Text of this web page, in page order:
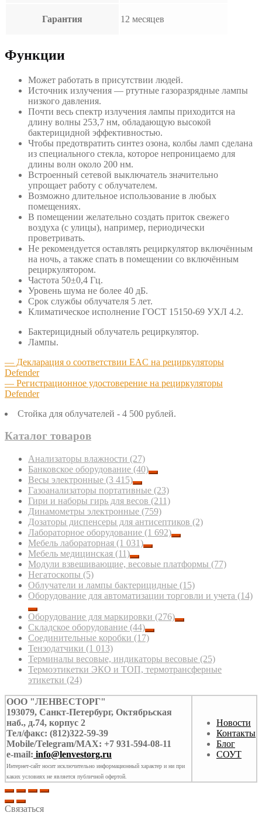
Гарантия 12 месяцев
Функции
Может работать в присутствии людей.
Источник излучения — ртутные газоразрядные лампы
низкого давления.
Почти весь спектр излучения лампы приходится на
длину волны 253,7 нм, обладающую высокой
бактерицидной эффективностью.
Чтобы предотвратить синтез озона, колбы ламп сделана
из специального стекла, которое непроницаемо для
длины волн около 200 нм.
Встроенный сетевой выключатель значительно
упрощает работу с облучателем.
Возможно длительное использование в любых
помещениях.
В помещении желательно создать приток свежего
воздуха (с улицы), например, периодически
проветривать.
Не рекомендуется оставлять рециркулятор включённым
на ночь, а также спать в помещении со включённым
рециркулятором.
Частота 50±0,4 Гц.
Уровень шума не более 40 дБ.
Срок службы облучателя 5 лет.
Климатическое исполнение ГОСТ 15150-69 УХЛ 4.2.
Бактерицидный облучатель рециркулятор.
Лампы.
— Декларация о соответствии EAC на рециркуляторы
Defender
— Регистрационное удостоверение на рециркуляторы
Defender
Стойка для облучателей - 4 500 рублей.
Каталог товаров
Анализаторы влажности (27)
Банковское оборудование (40)
Весы электронные (3 415)
Газоанализаторы портативные (23)
Гири и наборы гирь для весов (211)
Динамометры электронные (759)
Дозаторы диспенсеры для антисептиков (2)
Лабораторное оборудование (1 692)
Мебель лабораторная (1 031)
Мебель медицинская (11)
Модули взвешивающие, весовые платформы (77)
Негатоскопы (5)
Облучатели и лампы бактерицидные (15)
Оборудование для автоматизации торговли и учета (14)
Оборудование для маркировки (276)
Складское оборудование (44)
Соединительные коробки (17)
Тензодатчики (1 013)
Терминалы весовые, индикаторы весовые (25)
Термоэтикетки ЭКО и ТОП, термотрансферные
этикетки (24)
ООО "ЛЕНВЕСТОРГ"
193079, Санкт-Петербург, Октябрьская
наб., д.74, корпус 2
Тел/факс: (812)322-59-39
Mobile/Telegram/MAX: +7 931-594-08-11
e-mail: info@lenvestorg.ru
Интернет-сайт носит исключительно информационный характер и ни при
каких условиях не является публичной офертой.
Новости
Контакты
Блог
СОУТ
Связаться